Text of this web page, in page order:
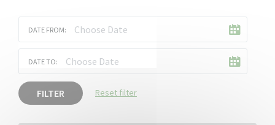
DATE FROM:
DATE TO:
FILTER Reset filter